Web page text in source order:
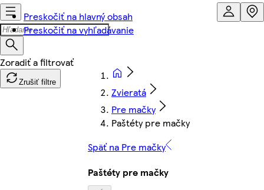
Preskočiť na hlavný obsah
Preskočiť na vyhľadávanie
Zrušiť filtre
Zvieratá
Pre mačky
Paštéty pre mačky
Späť na Pre mačky
Paštéty pre mačky